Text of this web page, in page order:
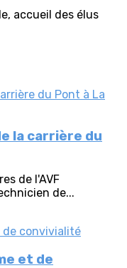
accueil des élus
la carrière du
de l'AVF
de...
et de